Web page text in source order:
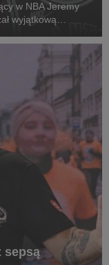
w NBA Jeremy
wyjątkową
sepsą